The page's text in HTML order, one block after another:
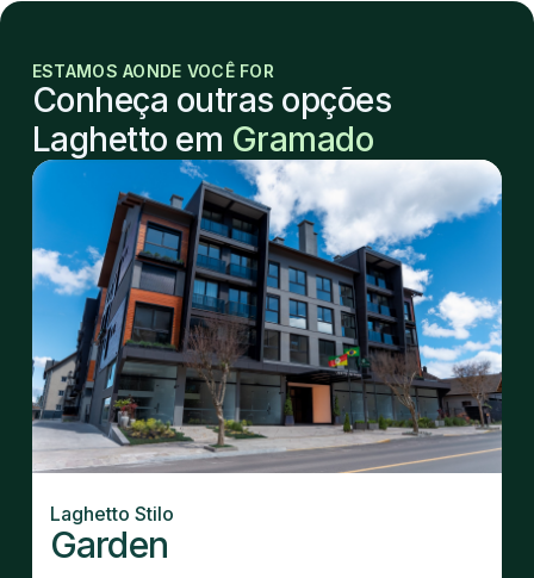
ESTAMOS AONDE VOCÊ FOR
Conheça outras opções
Laghetto em Gramado
Laghetto Stilo
Garden